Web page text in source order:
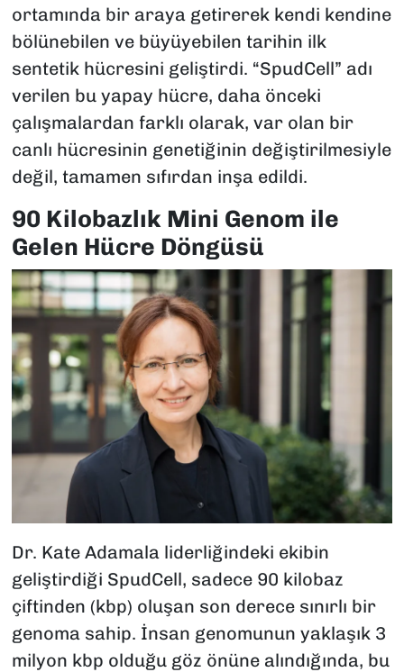
ortamında bir araya getirerek kendi kendine
bölünebilen ve büyüyebilen tarihin ilk
sentetik hücresini geliştirdi. “SpudCell” adı
verilen bu yapay hücre, daha önceki
çalışmalardan farklı olarak, var olan bir
canlı hücresinin genetiğinin değiştirilmesiyle
değil, tamamen sıfırdan inşa edildi.
90 Kilobazlık Mini Genom ile
Gelen Hücre Döngüsü
Dr. Kate Adamala liderliğindeki ekibin
geliştirdiği SpudCell, sadece 90 kilobaz
çiftinden (kbp) oluşan son derece sınırlı bir
genoma sahip. İnsan genomunun yaklaşık 3
milyon kbp olduğu göz önüne alındığında, bu